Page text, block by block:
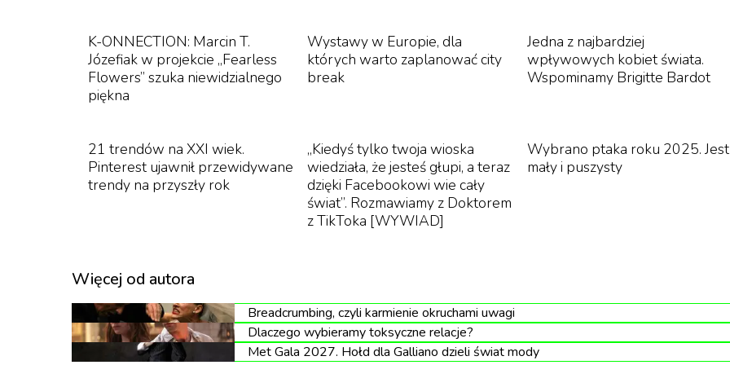
K-ONNECTION: Marcin T.
Józefiak w projekcie „Fearless
Flowers” szuka niewidzialnego
piękna
Wystawy w Europie, dla
których warto zaplanować city
break
Jedna z najbardziej
wpływowych kobiet świata.
Wspominamy Brigitte Bardot
21 trendów na XXI wiek.
Pinterest ujawnił przewidywane
trendy na przyszły rok
„Kiedyś tylko twoja wioska
wiedziała, że jesteś głupi, a teraz
dzięki Facebookowi wie cały
świat”. Rozmawiamy z Doktorem
z TikToka [WYWIAD]
Wybrano ptaka roku 2025. Jest
mały i puszysty
Więcej od autora
Breadcrumbing, czyli karmienie okruchami uwagi
Dlaczego wybieramy toksyczne relacje?
Met Gala 2027. Hołd dla Galliano dzieli świat mody